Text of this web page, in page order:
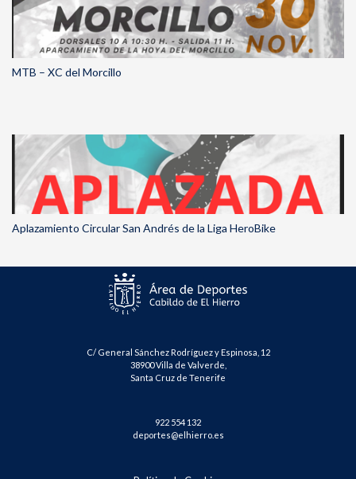
MTB – XC del Morcillo
Aplazamiento Circular San Andrés de la Liga HeroBike
C/ General Sánchez Rodríguez y Espinosa, 12
38900 Villa de Valverde,
Santa Cruz de Tenerife
922 554 132
deportes@elhierro.es